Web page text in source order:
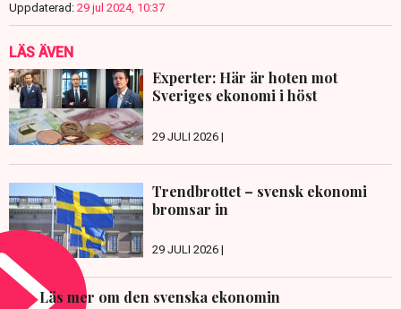
Uppdaterad: 29 jul 2024, 10:37
LÄS ÄVEN
Experter: Här är hoten mot
Sveriges ekonomi i höst
29 JULI 2026 |
Trendbrottet – svensk ekonomi
bromsar in
29 JULI 2026 |
Läs mer om den svenska ekonomin